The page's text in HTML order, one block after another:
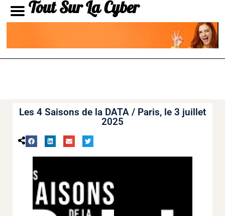
Tout Sur La Cyber
Les 4 Saisons de la DATA / Paris, le 3 juillet
2025